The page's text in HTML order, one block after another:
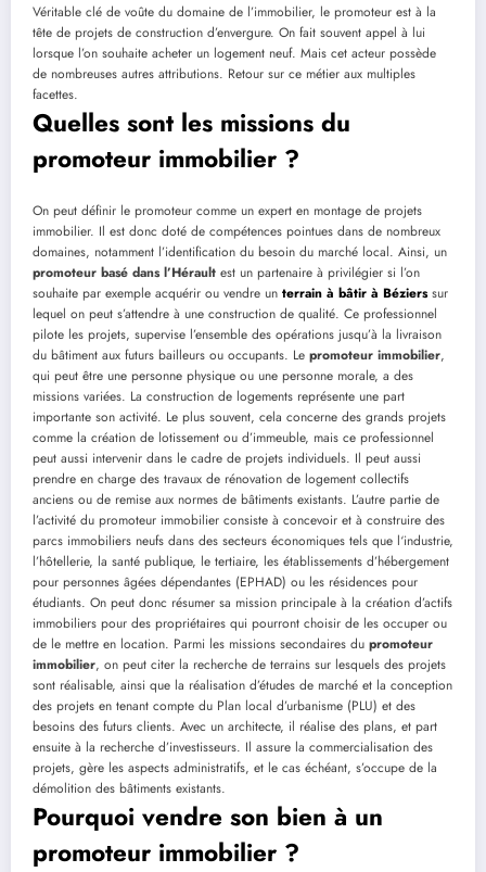
Véritable clé de voûte du domaine de l’immobilier, le promoteur est à la
tête de projets de construction d’envergure. On fait souvent appel à lui
lorsque l’on souhaite acheter un logement neuf. Mais cet acteur possède
de nombreuses autres attributions. Retour sur ce métier aux multiples
facettes.
Quelles sont les missions du
promoteur immobilier ?
On peut définir le promoteur comme un expert en montage de projets
immobilier. Il est donc doté de compétences pointues dans de nombreux
domaines, notamment l’identification du besoin du marché local. Ainsi, un
promoteur basé dans l’Hérault est un partenaire à privilégier si l’on
souhaite par exemple acquérir ou vendre un terrain à bâtir à Bézierssur
lequel on peut s’attendre à une construction de qualité. Ce professionnel
pilote les projets, supervise l’ensemble des opérations jusqu’à la livraison
du bâtiment aux futurs bailleurs ou occupants. Le promoteur immobilier,
qui peut être une personne physique ou une personne morale, a des
missions variées. La construction de logements représente une part
importante son activité. Le plus souvent, cela concerne des grands projets
comme la création de lotissement ou d’immeuble, mais ce professionnel
peut aussi intervenir dans le cadre de projets individuels. Il peut aussi
prendre en charge des travaux de rénovation de logement collectifs
anciens ou de remise aux normes de bâtiments existants. L’autre partie de
l’activité du promoteur immobilier consiste à concevoir et à construire des
parcs immobiliers neufs dans des secteurs économiques tels que l‘industrie,
l’hôtellerie, la santé publique, le tertiaire, les établissements d’hébergement
pour personnes âgées dépendantes (EPHAD) ou les résidences pour
étudiants. On peut donc résumer sa mission principale à la création d’actifs
immobiliers pour des propriétaires qui pourront choisir de les occuper ou
de le mettre en location. Parmi les missions secondaires du promoteur
immobilier, on peut citer la recherche de terrains sur lesquels des projets
sont réalisable, ainsi que la réalisation d’études de marché et la conception
des projets en tenant compte du Plan local d’urbanisme (PLU) et des
besoins des futurs clients. Avec un architecte, il réalise des plans, et part
ensuite à la recherche d’investisseurs. Il assure la commercialisation des
projets, gère les aspects administratifs, et le cas échéant, s’occupe de la
démolition des bâtiments existants.
Pourquoi vendre son bien à un
promoteur immobilier ?